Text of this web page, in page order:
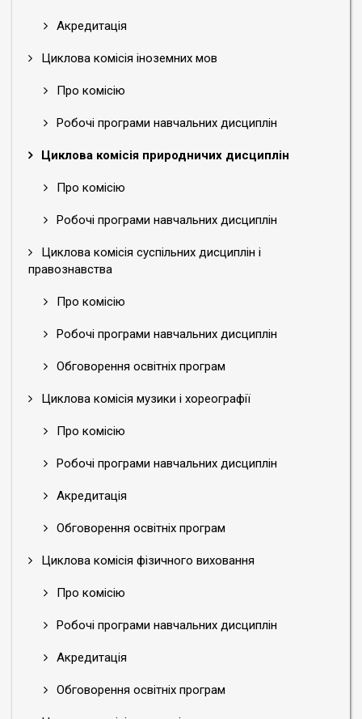
Акредитація
Циклова комісія іноземних мов
Про комісію
Робочі програми навчальних дисциплін
Циклова комісія природничих дисциплін
Про комісію
Робочі програми навчальних дисциплін
Циклова комісія суспільних дисциплін і
правознавства
Про комісію
Робочі програми навчальних дисциплін
Обговорення освітніх програм
Циклова комісія музики і хореографії
Про комісію
Робочі програми навчальних дисциплін
Акредитація
Обговорення освітніх програм
Циклова комісія фізичного виховання
Про комісію
Робочі програми навчальних дисциплін
Акредитація
Обговорення освітніх програм